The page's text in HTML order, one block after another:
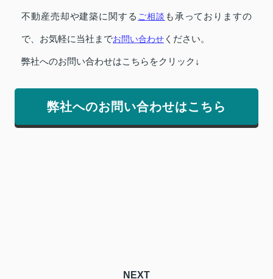
不動産売却や建築に関する ご相談 も承っておりますの
で、お気軽に当社までお問い合わせ ください。
弊社へのお問い合わせはこちらをクリック↓
弊社へのお問い合わせはこちら
NEXT